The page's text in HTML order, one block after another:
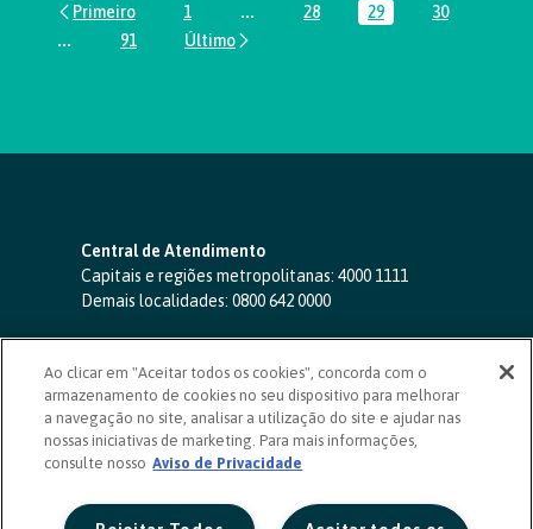
Página
1 ...Páginas intermediárias Usar ABA
Página
28 Página
29 Página
30
...Páginas intermediárias Usar ABA para navegar.
Página
91
Central de Atendimento
Capitais e regiões metropolitanas: 4000 1111
Demais localidades: 0800 642 0000
SAC 24 horas-0800 724 4420
Ouvidoria
0800 725 0996
(de segunda a sexta, das 8h às 20h)
ouvidoriasicoob.com.br
Deficientes auditivos ou de fala
Ao clicar em "Aceitar todos os cookies", concorda com o
armazenamento de cookies no seu dispositivo para melhorar
a navegação no site, analisar a utilização do site e ajudar nas
nossas iniciativas de marketing. Para mais informações,
consulte nosso Aviso de Privacidade